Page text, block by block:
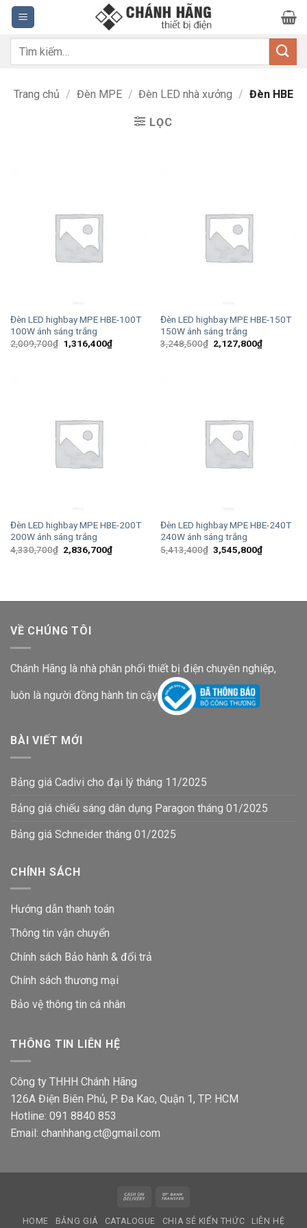
Bỏ
qua
nội
dung
Tìm
Trang chủ / Đèn MPE / Đèn LED nhà xưởng / Đèn HBE
LỌC
Đèn LED highbay MPE HBE-100T
100W ánh sáng trắng
2,009,700₫ Giá
gốc
1,316,400₫Giá
hiện
Đèn LED highbay MPE HBE-150T
150W ánh sáng trắng
3,248,500₫ Giá
gốc
2,127,800₫Giá
hiện
Đèn LED highbay MPE HBE-200T
200W ánh sáng trắng
4,330,700₫ Giá
gốc
2,836,700₫Giá
hiện
Đèn LED highbay MPE HBE-240T
240W ánh sáng trắng
5,413,400₫ Giá
gốc
3,545,800₫Giá
hiện
VỀ CHÚNG TÔI
Chánh Hãng là nhà phân phối thiết bị điện chuyên nghiệp,
luôn là người đồng hành tin cậy
BÀI VIẾT MỚI
Bảng giá Cadivi cho đại lý tháng 11/2025
Bảng giá chiếu sáng dân dụng Paragon tháng 01/2025
Bảng giá Schneider tháng 01/2025
CHÍNH SÁCH
Hướng dẫn thanh toán
Thông tin vận chuyển
Chính sách Bảo hành & đổi trả
Chính sách thương mại
Bảo vệ thông tin cá nhân
THÔNG TIN LIÊN HỆ
Công ty THHH Chánh Hãng
126A Điện Biên Phủ, P. Đa Kao, Quận 1, TP. HCM
Hotline: 091 8840 853
Email: chanhhang.ct@gmail.com
Cash
HOME BẢNG GIÁ CATALOGUE CHIA SẺ KIẾN THỨC LIÊN HỆ